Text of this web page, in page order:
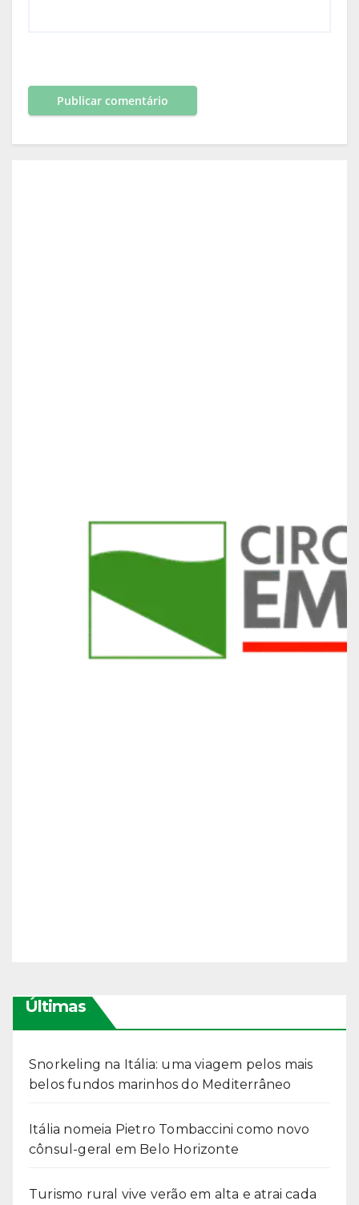
Últimas
Snorkeling na Itália: uma viagem pelos mais
belos fundos marinhos do Mediterrâneo
Itália nomeia Pietro Tombaccini como novo
cônsul-geral em Belo Horizonte
Turismo rural vive verão em alta e atrai cada